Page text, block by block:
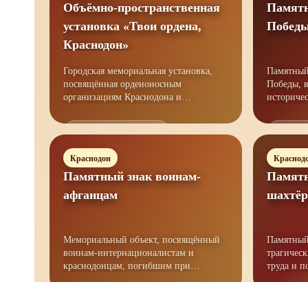
Объёмно-пространственная
установка «Твои ордена,
Краснодон»
Городская мемориальная установка,
посвящённая орденоносным
организациям Краснодона и
Открыть материал →
Победы,
Краснодон
Памятный знак воинам-
афганцам
Мемориальный объект, посвящённый
воинам-интернационалистам и
краснодонцам, погибшим при
труда и погибшим горнякам